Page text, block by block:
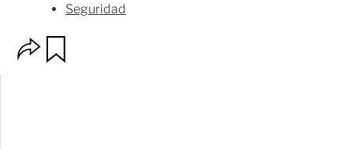
Seguridad
p